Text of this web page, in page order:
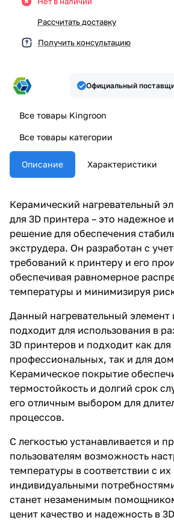
Рассчитать доставку
Получить консультацию
Официальный
Все товары Kingroon
Все товары категории
Описание Характеристики
Керамический нагревательный
для 3D принтера – это надежное
решение для обеспечения
экструдера. Он разработан с
требований к принтеру и его
обеспечивая равномерное
температуры и минимизируя
Данный нагревательный элемент
подходит для использования в
3D принтеров и подходит как для
профессиональных, так и для
Керамическое покрытие
термостойкость и долгий срок
его отличным выбором для
процессов.
С легкостью устанавливается и
пользователям возможность
температуры в соответствии с их
индивидуальными
станет незаменимым
ценит качество и надежность в